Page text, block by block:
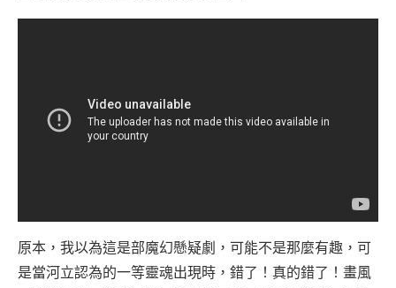
原本，我以為這是部魔幻懸疑劇，可能不是那麼有趣，可
是當河立認為的一等靈魂出現時，錯了！真的錯了！畫風